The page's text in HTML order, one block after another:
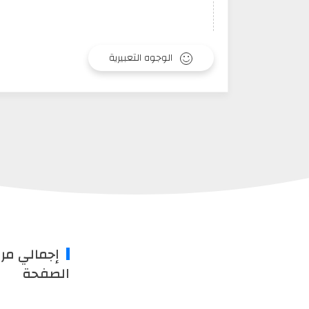
الوجوه التعبيرية
إجمالي
الصفحة